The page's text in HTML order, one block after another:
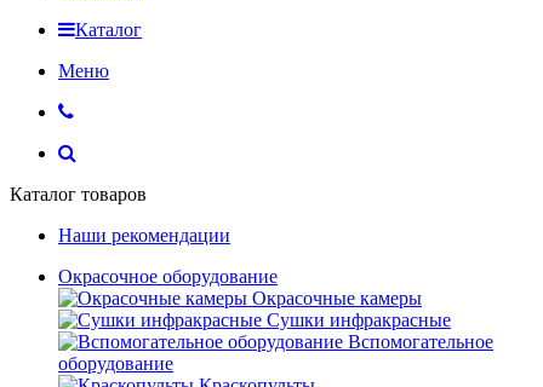
Каталог
Меню
Каталог товаров
Наши рекомендации
Окрасочное оборудование
Окрасочные камеры
Сушки инфракрасные
Вспомогательное
оборудование